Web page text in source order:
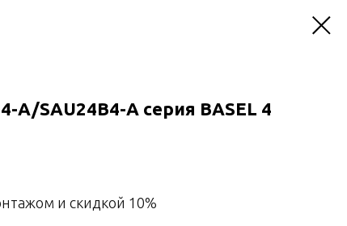
A/SAU24B4-A серия BASEL 4
и скидкой 10%